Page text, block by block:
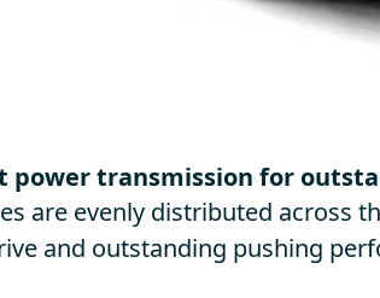
power transmission for
are evenly distributed across
and outstanding pushing